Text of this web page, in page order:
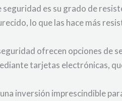
es su grado de
lo que las hace más
ofrecen opciones de
tarjetas electrónicas,
inversión imprescindible